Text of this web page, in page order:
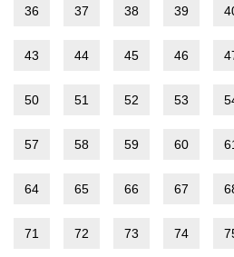
36 37 38 39
43 44 45 46
50 51 52 53
57 58 59 60
64 65 66 67
71 72 73 74